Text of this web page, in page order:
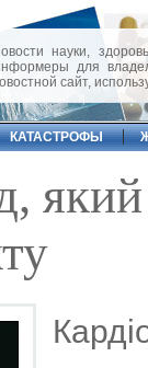
науки,
для
сайт,
КАТАСТРОФЫ